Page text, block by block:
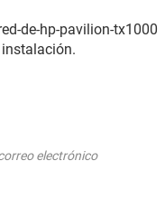
de-hp-pavilion-tx1000
electrónico